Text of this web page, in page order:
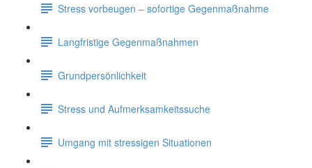
Stress vorbeugen – sofortige Gegenmaßnahme
Langfristige Gegenmaßnahmen
Grundpersönlichkeit
Stress und Aufmerksamkeitssuche
Umgang mit stressigen Situationen